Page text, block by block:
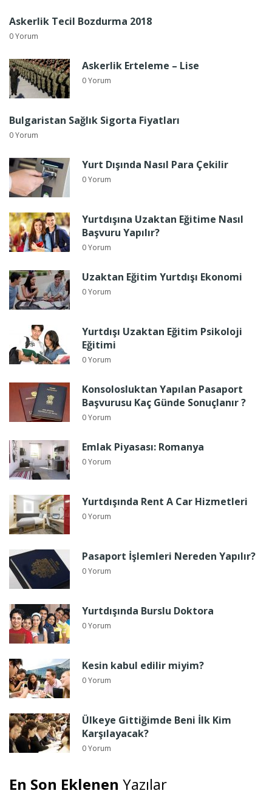
Askerlik Tecil Bozdurma 2018
0 Yorum
Askerlik Erteleme – Lise
0 Yorum
Bulgaristan Sağlık Sigorta Fiyatları
0 Yorum
Yurt Dışında Nasıl Para Çekilir
0 Yorum
Yurtdışına Uzaktan Eğitime Nasıl
Başvuru Yapılır?
0 Yorum
Uzaktan Eğitim Yurtdışı Ekonomi
0 Yorum
Yurtdışı Uzaktan Eğitim Psikoloji
Eğitimi
0 Yorum
Konsolosluktan Yapılan Pasaport
Başvurusu Kaç Günde Sonuçlanır ?
0 Yorum
Emlak Piyasası: Romanya
0 Yorum
Yurtdışında Rent A Car Hizmetleri
0 Yorum
Pasaport İşlemleri Nereden Yapılır?
0 Yorum
Yurtdışında Burslu Doktora
0 Yorum
Kesin kabul edilir miyim?
0 Yorum
Ülkeye Gittiğimde Beni İlk Kim
Karşılayacak?
0 Yorum
En Son Eklenen Yazılar